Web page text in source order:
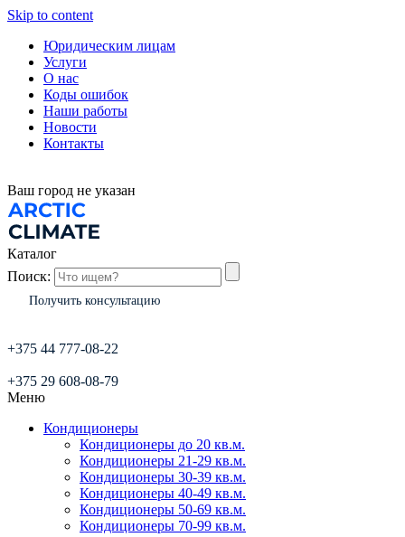
Skip to content
Юридическим лицам
Услуги
О нас
Коды ошибок
Наши работы
Новости
Контакты
Ваш город не указан
Каталог
Поиск:
Получить консультацию
+375 44 777-08-22
+375 29 608-08-79
Меню
Кондиционеры
Кондиционеры до 20 кв.м.
Кондиционеры 21-29 кв.м.
Кондиционеры 30-39 кв.м.
Кондиционеры 40-49 кв.м.
Кондиционеры 50-69 кв.м.
Кондиционеры 70-99 кв.м.